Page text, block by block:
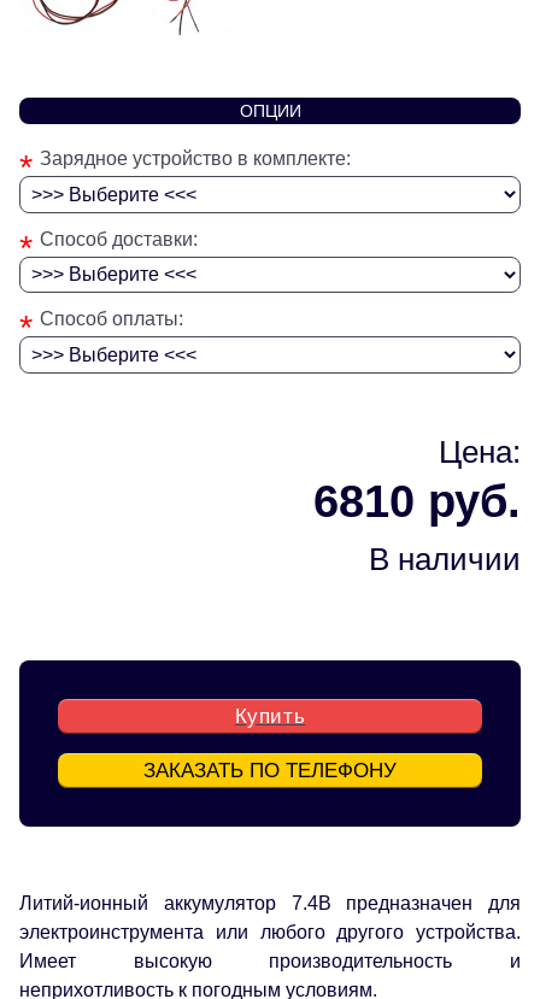
ОПЦИИ
* Зарядное устройство в комплекте:
* Способ доставки:
* Способ оплаты:
Цена:
6810 руб.
В наличии
Купить
ЗАКАЗАТЬ ПО ТЕЛЕФОНУ
Литий-ионный аккумулятор 7.4В предназначен для
электроинструмента или любого другого устройства.
Имеет высокую производительность и
неприхотливость к погодным условиям.